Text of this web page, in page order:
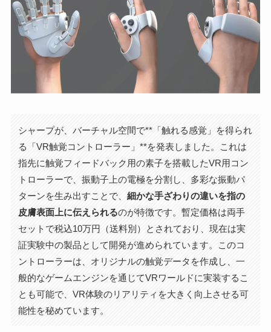
シャープが、バーチャル空間で**「触れる感覚」を得られ
る「VR触覚コントローラー」**を発表しました。これは
指先に触覚フィードバック用の素子を搭載したVR用コン
トローラーで、振動子上の電極を分割し、多彩な振動パ
ターンを生み出すことで、細かな手ざわりの違いを指の
皮膚表面上に伝えられるのが特徴です。暫定価格は両手
セットで税込10万円（送料別）とされており、現在は実
証実験中の製品として開発が進められています。このコ
ントローラーは、オリジナルの触覚データを作成し、一
般的なゲームエンジンを通じてVRワールドに実装するこ
とも可能で、VR体験のリアリティを大きく向上させる可
能性を秘めています。